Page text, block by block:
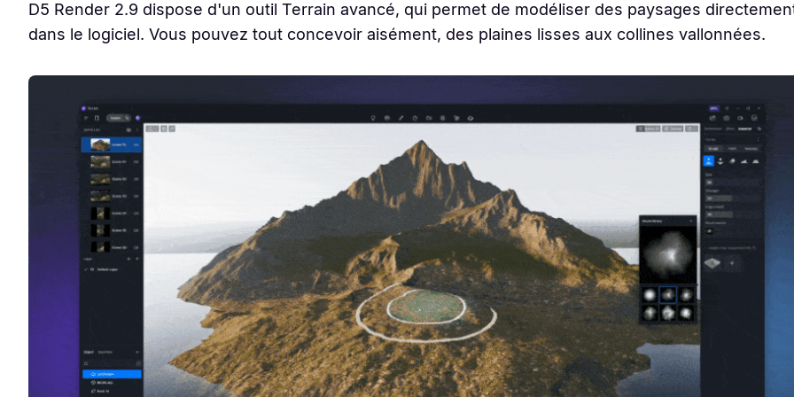
D5 Render 2.9 dispose d'un outil Terrain avancé, qui permet de modéliser des paysages
dans le logiciel. Vous pouvez tout concevoir aisément, des plaines lisses aux collines vallonnées.